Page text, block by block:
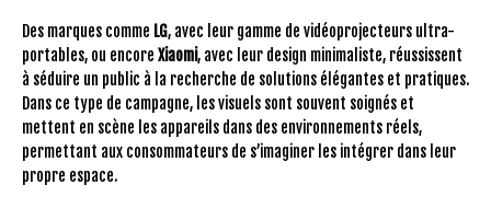
Des marques comme LG, avec leur gamme de vidéoprojecteurs ultra-
portables, ou encore Xiaomi, avec leur design minimaliste, réussissent
à séduire un public à la recherche de solutions élégantes et pratiques.
Dans ce type de campagne, les visuels sont souvent soignés et
mettent en scène les appareils dans des environnements réels,
permettant aux consommateurs de s’imaginer les intégrer dans leur
propre espace.